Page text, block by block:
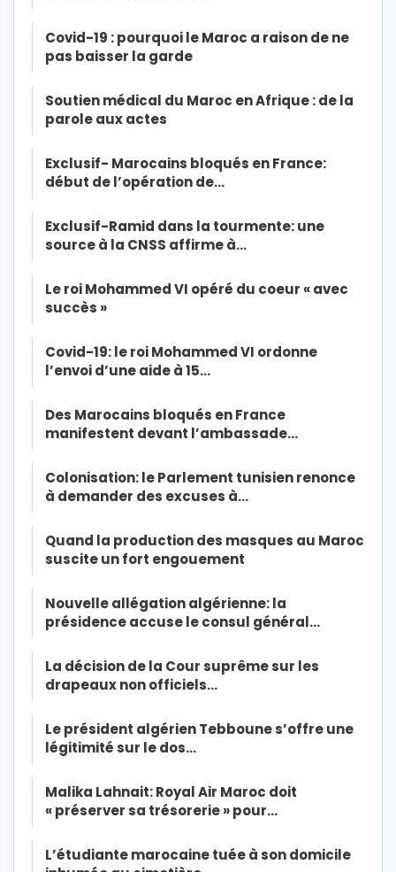
Covid-19 : pourquoi le Maroc a raison de ne
pas baisser la garde
Soutien médical du Maroc en Afrique : de la
parole aux actes
Exclusif- Marocains bloqués en France:
début de l’opération de…
Exclusif-Ramid dans la tourmente: une
source à la CNSS affirme à…
Le roi Mohammed VI opéré du coeur « avec
succès »
Covid-19: le roi Mohammed VI ordonne
l’envoi d’une aide à 15…
Des Marocains bloqués en France
manifestent devant l’ambassade…
Colonisation: le Parlement tunisien renonce
à demander des excuses à…
Quand la production des masques au Maroc
suscite un fort engouement
Nouvelle allégation algérienne: la
présidence accuse le consul général…
La décision de la Cour suprême sur les
drapeaux non officiels…
Le président algérien Tebboune s’offre une
légitimité sur le dos…
Malika Lahnait: Royal Air Maroc doit
« préserver sa trésorerie » pour…
L’étudiante marocaine tuée à son domicile